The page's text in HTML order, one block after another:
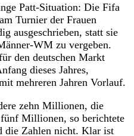
Patt-Situation: Die Fifa
Turnier der Frauen
ausgeschrieben, statt sie
WM zu vergeben.
den deutschen Markt
dieses Jahres,
mehreren Jahren Vorlauf.
zehn Millionen, die
Millionen, so berichtete
die Zahlen nicht. Klar ist